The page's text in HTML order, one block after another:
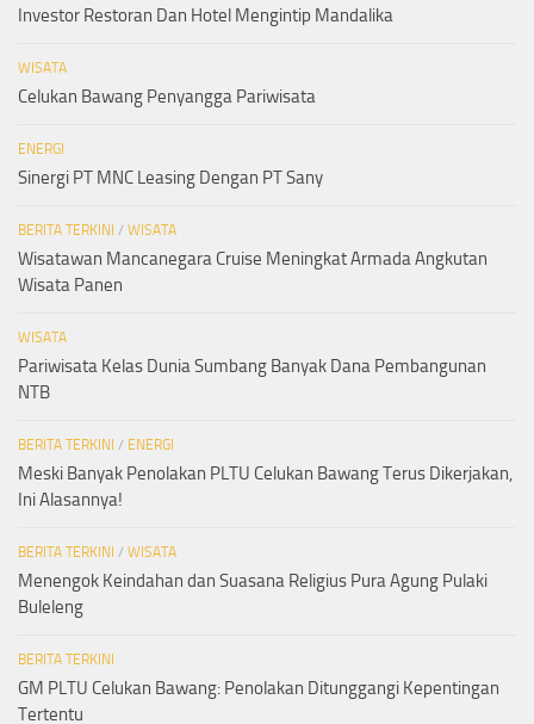
Investor Restoran Dan Hotel Mengintip Mandalika
WISATA
Celukan Bawang Penyangga Pariwisata
ENERGI
Sinergi PT MNC Leasing Dengan PT Sany
BERITA TERKINI / WISATA
Wisatawan Mancanegara Cruise Meningkat Armada Angkutan
Wisata Panen
WISATA
Pariwisata Kelas Dunia Sumbang Banyak Dana Pembangunan
NTB
BERITA TERKINI / ENERGI
Meski Banyak Penolakan PLTU Celukan Bawang Terus Dikerjakan,
Ini Alasannya!
BERITA TERKINI / WISATA
Menengok Keindahan dan Suasana Religius Pura Agung Pulaki
Buleleng
BERITA TERKINI
GM PLTU Celukan Bawang: Penolakan Ditunggangi Kepentingan
Tertentu